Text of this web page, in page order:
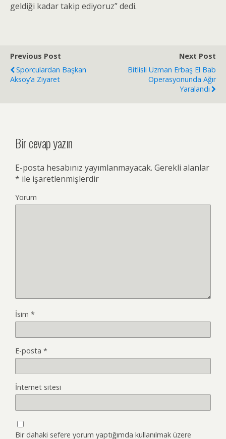
geldiği kadar takip ediyoruz” dedi.
Previous Post
Sporculardan Başkan
Aksoy’a Ziyaret
Next Post
Bitlisli Uzman Erbaş El Bab
Operasyonunda Ağır
Yaralandı
Bir cevap yazın
E-posta hesabınız yayımlanmayacak. Gerekli alanlar
* ile işaretlenmişlerdir
Yorum
İsim *
E-posta *
İnternet sitesi
Bir dahaki sefere yorum yaptığımda kullanılmak üzere